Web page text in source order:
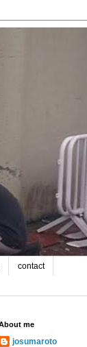
contact
me
josumaroto